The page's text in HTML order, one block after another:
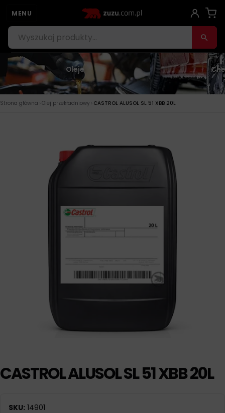
MENU
Oleje
Strona główna › Olej przekładniowy › CASTROL ALUSOL SL 51 XBB 20L
CASTROL ALUSOL SL 51 XBB 20L
SKU: 14901